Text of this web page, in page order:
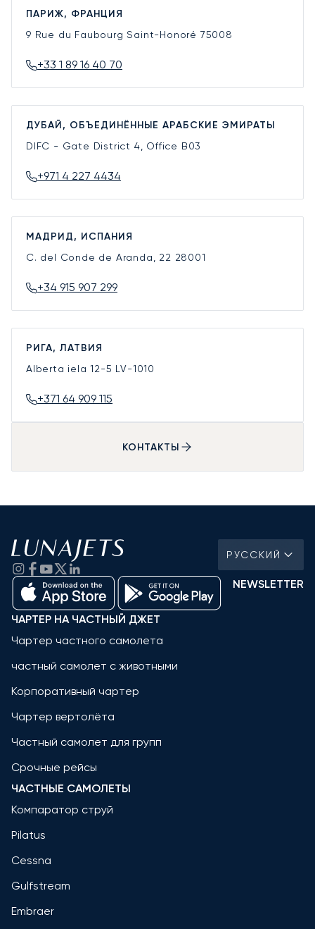
ПАРИЖ, ФРАНЦИЯ
9 Rue du Faubourg Saint-Honoré 75008
+33 1 89 16 40 70
ДУБАЙ, ОБЪЕДИНЁННЫЕ АРАБСКИЕ ЭМИРАТЫ
DIFC - Gate District 4, Office B03
+971 4 227 4434
МАДРИД, ИСПАНИЯ
C. del Conde de Aranda, 22 28001
+34 915 907 299
РИГА, ЛАТВИЯ
Alberta iela 12-5 LV-1010
+371 64 909 115
КОНТАКТЫ
РУССКИЙ
NEWSLETTER
ЧАРТЕР НА ЧАСТНЫЙ ДЖЕТ
Чартер частного самолета
частный самолет с животными
Корпоративный чартер
Чартер вертолёта
Частный самолет для групп
Срочные рейсы
ЧАСТНЫЕ САМОЛЕТЫ
Компаратор струй
Pilatus
Cessna
Gulfstream
Embraer